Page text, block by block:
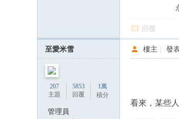
回覆
至愛米雪
207
主題
5853
回覆
1萬
積分
管理員
樓主 發
看來，某些